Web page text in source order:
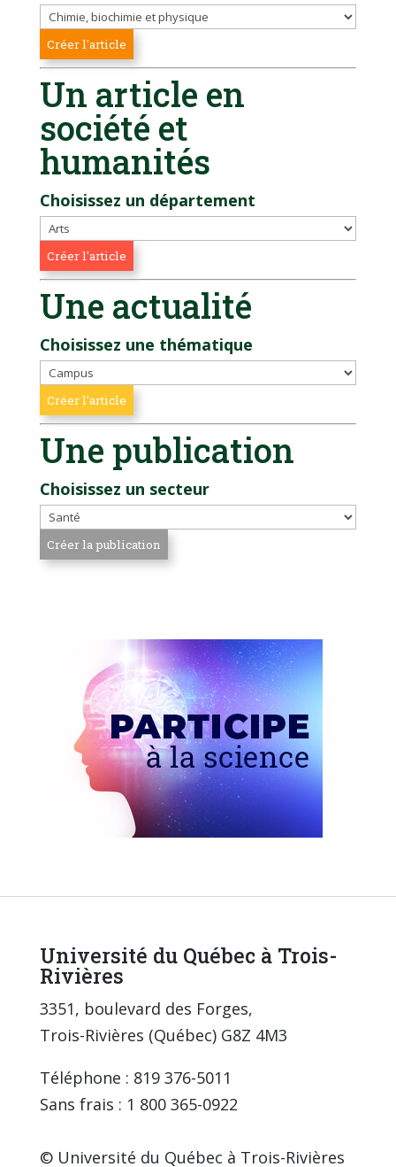
Un article en
société et
humanités
Choisissez un département
Une actualité
Choisissez une thématique
Une publication
Choisissez un secteur
Université du Québec à Trois-
Rivières
3351, boulevard des Forges,
Trois-Rivières (Québec) G8Z 4M3
Téléphone : 819 376-5011
Sans frais : 1 800 365-0922
© Université du Québec à Trois-Rivières